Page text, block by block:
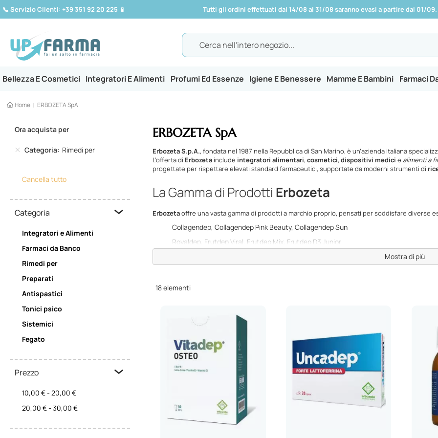
📞 Servizio Clienti: +39 351 92 20 225 📱 Tutti gli ordini effettuati dal 14/08 al 31/08 saranno evasi a partire dal 01/09.
Bellezza E Cosmetici Integratori E Alimenti Profumi Ed Essenze Igiene E Benessere Mamme E Bambini Farmaci
Home ERBOZETA SpA
ERBOZETA SpA
Erbozeta S.p.A., fondata nel 1987 nella Repubblica di San Marino, è un’azienda italiana
L’offerta di Erbozetainclude integratori alimentari, cosmetici, dispositivi medici e alimenti a
progettate per rispettare elevati standard farmaceutici, supportate da moderni strumenti di
La Gamma di Prodotti Erbozeta
Erbozetaoffre una vasta gamma di prodotti a marchio proprio, pensati per soddisfare diverse
Collagendep, Collagendep Pink Beauty, Collagendep Sun
Royaldep, Frutdep Viral, Frutdep Mix, Frutdep D3 Junior
Uncadep, Uncadep 600, Uncadep Forte Lattoferrina, Uncadep Sed, Uncadep Immuno
Butidep, Osteotend Complex, Nettardep Junior, Neceniol Plus
La Missione di Erbozeta
La missione diErbozeta produrre e commercializzare prodotti per la salute di alta qualità .
principi attivi innovativi, nuove soluzioni di packaging e tecnologie avanzate, per offrire
superiori alle direttive europee.
I Valori di Erbozeta
Mostra di più
Ora acquista per
Categoria Rimedi per
Cancella tutto
Categoria
Integratori e Alimenti
Farmaci da Banco
Rimedi per
Preparati
Antispastici
Tonici psico
Sistemici
Fegato
Prezzo
10,00 €- 20,00 €
20,00 €- 30,00 €
18elementi